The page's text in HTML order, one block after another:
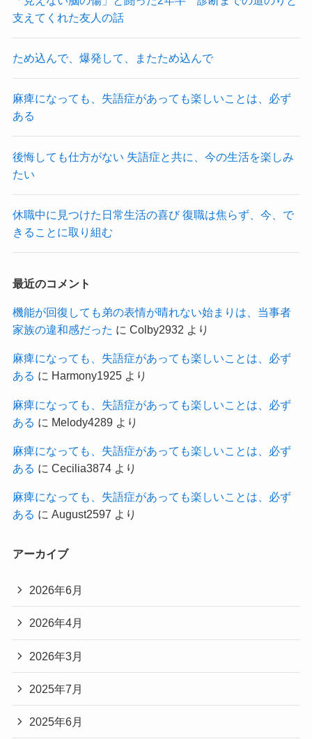
支えてくれた友人の話
ため込んで、爆発して、またため込んで
麻痺になっても、失語症があっても楽しいことは、必ず
ある
後悔しても仕方がない 失語症と共に、今の生活を楽しみ
たい
休職中に見つけた日常生活の喜び 復職は焦らず、今、で
きることに取り組む
最近のコメント
機能が回復しても弟の表情が晴れない始まりは、当事者
家族の違和感だった に Colby2932 より
麻痺になっても、失語症があっても楽しいことは、必ず
ある に Harmony1925より
麻痺になっても、失語症があっても楽しいことは、必ず
ある に Melody4289より
麻痺になっても、失語症があっても楽しいことは、必ず
ある に Cecilia3874より
麻痺になっても、失語症があっても楽しいことは、必ず
ある に August2597 より
アーカイブ
2026年6月
2026年4月
2026年3月
2025年7月
2025年6月